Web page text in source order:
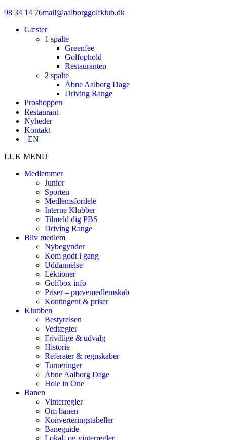
98 34 14 76mail@aalborggolfklub.dk
Gæster
1 spalte
Greenfee
Golfophold
Restauranten
2 spalte
Åbne Aalborg Dage
Driving Range
Proshoppen
Restaurant
Nyheder
Kontakt
| EN
LUK MENU
Medlemmer
Junior
Sporten
Medlemsfordele
Interne Klubber
Tilmeld dig PBS
Driving Range
Bliv medlem
Nybegynder
Kom godt i gang
Uddannelse
Lektioner
Golfbox info
Priser – prøvemedlemskab
Kontingent & priser
Klubben
Bestyrelsen
Vedtægter
Frivillige & udvalg
Historie
Referater & regnskaber
Turneringer
Åbne Aalborg Dage
Hole in One
Banen
Vinterregler
Om banen
Konverteringstabeller
Baneguide
Lokal- og vinterregler